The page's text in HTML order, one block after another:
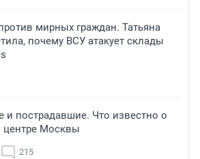
мирных граждан. Татьяна
почему ВСУ атакует склады
и пострадавшие. Что известно о
центре Москвы
215